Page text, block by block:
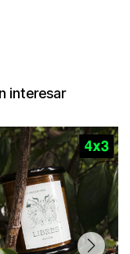
interesar